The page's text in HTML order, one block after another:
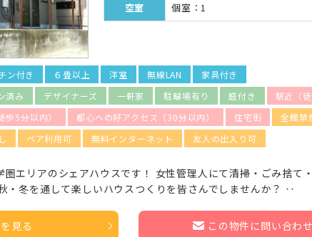
空室
個室：1
ン付き ６畳以上 洋室 無線LAN
家具付き
済み
デザイナーズ 一軒家 駐輪場有り 庭付き
駅近（
5分以内）
都心への好アクセス（30分以内） 住宅街
全館禁
ペア利用可 無料インターネット 友人の出入り可
エリアのシェアハウスです！ 女性管理人にて清掃・ごみ捨て
・冬を通して楽しいハウスつくりを皆さんでしませんか？ ‥
見る この物件に問い合わ